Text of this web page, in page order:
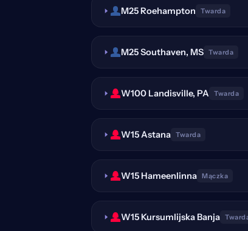
M25 Roehampton Twarda
M25 Southaven, MS Twarda
W100 Landisville, PA Twarda
W15 Astana Twarda
W15 Hameenlinna Mączka
W15 Kursumlijska Banja